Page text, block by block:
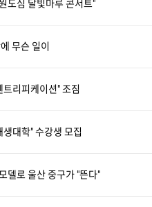
도심 달빛마루 콘서트"
무슨 일이
리피케이션" 조짐
대학" 수강생 모집
델로 울산 중구가 "뜬다"